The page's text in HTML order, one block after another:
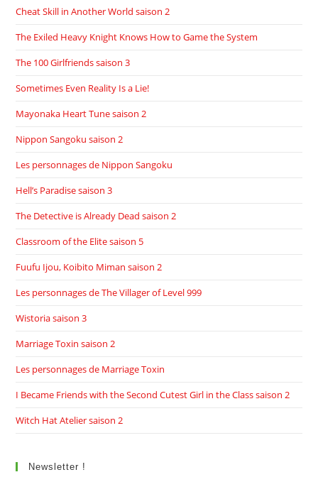
Cheat Skill in Another World saison 2
The Exiled Heavy Knight Knows How to Game the System
The 100 Girlfriends saison 3
Sometimes Even Reality Is a Lie!
Mayonaka Heart Tune saison 2
Nippon Sangoku saison 2
Les personnages de Nippon Sangoku
Hell’s Paradise saison 3
The Detective is Already Dead saison 2
Classroom of the Elite saison 5
Fuufu Ijou, Koibito Miman saison 2
Les personnages de The Villager of Level 999
Wistoria saison 3
Marriage Toxin saison 2
Les personnages de Marriage Toxin
I Became Friends with the Second Cutest Girl in the Class saison 2
Witch Hat Atelier saison 2
Newsletter !